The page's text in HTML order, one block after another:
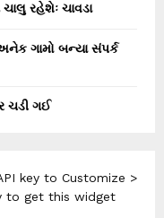
રહેશેઃ ચાવડા
ગામો બન્યા સંપર્ક
ચડી ગઈ
key to Customize >
to get this widget